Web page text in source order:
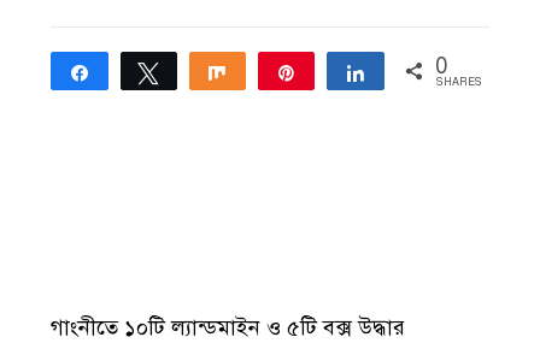
Share Tweet Share Share 0
SHARES
গাংনীতে ১০টি ল্যান্ডমাইন ও ৫টি বক্স উদ্ধার